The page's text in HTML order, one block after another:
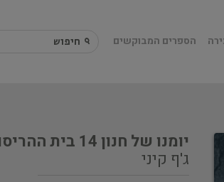
הספרים המבוקשים
יומנו של חנון 14 בית ההריסות
ג'ף קיני